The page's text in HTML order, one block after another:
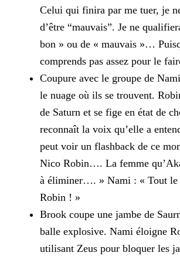
Celui qui finira par me tuer, je
d’être “mauvais”. Je ne
bon » ou de « mauvais »…
comprends pas assez pour le
Coupure avec le groupe de
le nuage où ils se trouvent.
de Saturn et se fige en état de
reconnaît la voix qu’elle a
peut voir un flashback de ce
Nico Robin…. La femme
à éliminer…. » Nami : « Tout le
Robin ! »
Brook coupe une jambe de
balle explosive. Nami éloigne
utilisant Zeus pour bloquer les